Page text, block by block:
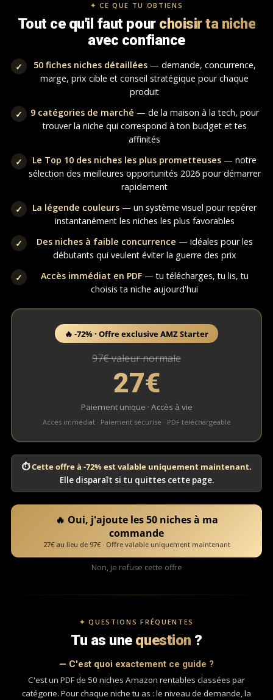
✦ CE QUE TU OBTIENS
Tout ce qu'il faut pour choisir ta niche
avec confiance
✓ 50 fiches niches détaillées— demande, concurrence,
marge, prix cible et conseil stratégique pour chaque
produit
✓
9 catégories de marché — de la maison à la tech, pour
trouver la niche qui correspond à ton budget et tes
affinités
✓
Le Top 10 des niches les plus prometteuses — notre
sélection des meilleures opportunités 2026 pour démarrer
rapidement
✓
La légende couleurs — un système visuel pour repérer
instantanément les niches les plus favorables
✓
Des niches à faible concurrence — idéales pour les
débutants qui veulent éviter la guerre des prix
✓
Accès immédiat en PDF— tu télécharges, tu lis, tu
choisis ta niche aujourd'hui
🔥 -72% · Offre exclusive AMZ Starter
97€ valeur normale
27€
Paiement unique · Accès à vie
Accès immédiat · Paiement sécurisé · PDF téléchargeable
⏱Cette offre à -72% est valable uniquement maintenant.
Elle disparaît si tu quittes cette page.
🔥 Oui, j'ajoute les 50 niches à ma
commande
27€ au lieu de 97€ · Offre valable uniquement maintenant
Non, je refuse cette offre
✦ QUESTIONS FRÉQUENTES
Tu as une question ?
— C'est quoi exactement ce guide ?
C'est un PDF de 50 niches Amazon rentables classées par
catégorie. Pour chaque niche tu as : le niveau de demande, la